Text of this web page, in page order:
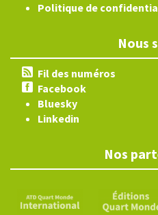
Politique de
Nous
Fil des numéros
Facebook
Bluesky
Linkedin
Nos